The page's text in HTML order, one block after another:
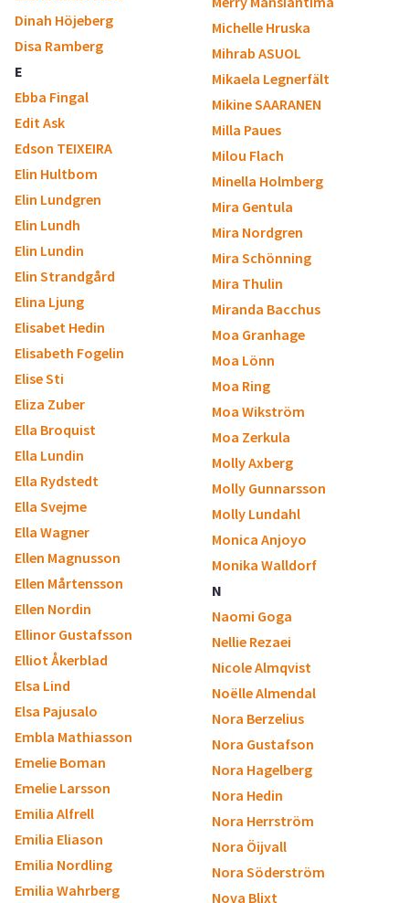
Dinah Höjeberg
Disa Ramberg
E
Ebba Fingal
Edit Ask
Edson TEIXEIRA
Elin Hultbom
Elin Lundgren
Elin Lundh
Elin Lundin
Elin Strandgård
Elina Ljung
Elisabet Hedin
Elisabeth Fogelin
Elise Sti
Eliza Zuber
Ella Broquist
Ella Lundin
Ella Rydstedt
Ella Svejme
Ella Wagner
Ellen Magnusson
Ellen Mårtensson
Ellen Nordin
Ellinor Gustafsson
Elliot Åkerblad
Elsa Lind
Elsa Pajusalo
Embla Mathiasson
Emelie Boman
Emelie Larsson
Emilia Alfrell
Emilia Eliason
Emilia Nordling
Emilia Wahrberg
Michelle Hruska
Mihrab ASUOL
Mikaela Legnerfält
Mikine SAARANEN
Milla Paues
Milou Flach
Minella Holmberg
Mira Gentula
Mira Nordgren
Mira Schönning
Mira Thulin
Miranda Bacchus
Moa Granhage
Moa Lönn
Moa Ring
Moa Wikström
Moa Zerkula
Molly Axberg
Molly Gunnarsson
Molly Lundahl
Monica Anjoyo
Monika Walldorf
N
Naomi Goga
Nellie Rezaei
Nicole Almqvist
Noëlle Almendal
Nora Berzelius
Nora Gustafson
Nora Hagelberg
Nora Hedin
Nora Herrström
Nora Öijvall
Nora Söderström
Nova Blixt